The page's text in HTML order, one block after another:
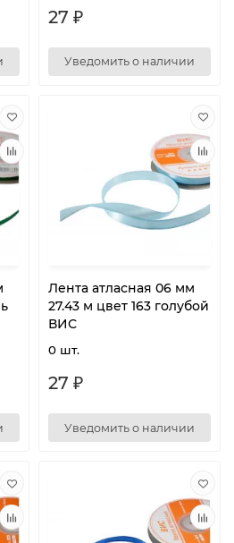
27 ₽
Уведомить о наличии
Лента атласная 06 мм
27.43 м цвет 163 голубой
ВИС
0 шт.
27 ₽
Уведомить о наличии